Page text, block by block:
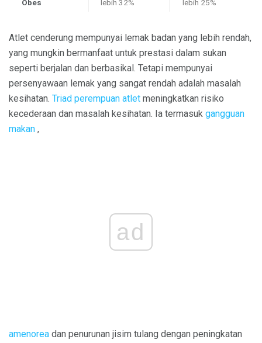
Obes lebih 32% lebih 25%
Atlet cenderung mempunyai lemak badan yang lebih rendah,
yang mungkin bermanfaat untuk prestasi dalam sukan
seperti berjalan dan berbasikal. Tetapi mempunyai
persenyawaan lemak yang sangat rendah adalah masalah
kesihatan. Triad perempuan atlet meningkatkan risiko
kecederaan dan masalah kesihatan. Ia termasuk gangguan
makan ,
ad
amenorea dan penurunan jisim tulang dengan peningkatan